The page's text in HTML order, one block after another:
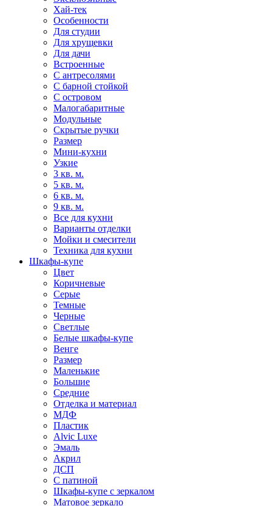
Хай-тек
Особенности
Для студии
Для хрущевки
Для дачи
Встроенные
С антресолями
С барной стойкой
С островом
Малогабаритные
Модульные
Скрытые ручки
Размер
Мини-кухни
Узкие
3 кв. м.
5 кв. м.
6 кв. м.
9 кв. м.
Все для кухни
Варианты отделки
Мойки и смесители
Техника для кухни
Шкафы-купе
Цвет
Коричневые
Серые
Темные
Черные
Светлые
Белые шкафы-купе
Венге
Размер
Маленькие
Большие
Средние
Отделка и материал
МДФ
Пластик
Alvic Luxe
Эмаль
Акрил
ДСП
С патиной
Шкафы-купе с зеркалом
Матовое зеркало